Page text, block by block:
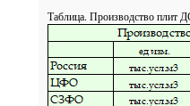
Таблица. Производство плит